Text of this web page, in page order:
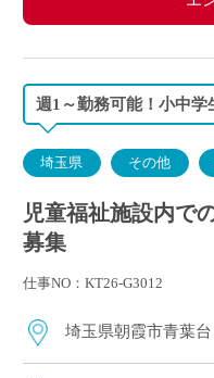
週1～勤務可能！小中
埼玉県 その他
児童福祉施設内で
募集
仕事NO：KT26-G3012
埼玉県朝霞市青葉台